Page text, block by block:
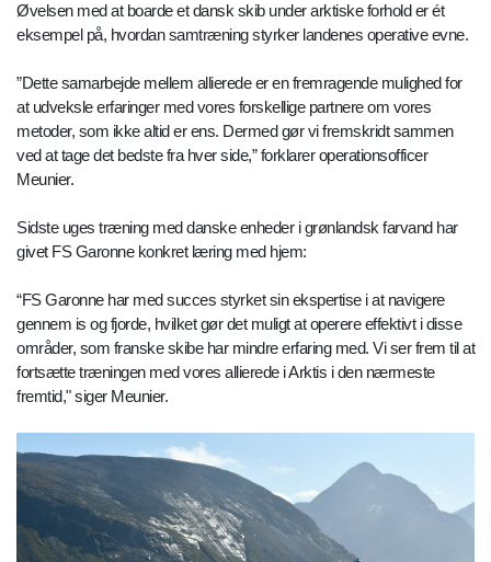
Øvelsen med at boarde et dansk skib under arktiske forhold er ét
eksempel på, hvordan samtræning styrker landenes operative evne.
”Dette samarbejde mellem allierede er en fremragende mulighed for
at udveksle erfaringer med vores forskellige partnere om vores
metoder, som ikke altid er ens. Dermed gør vi fremskridt sammen
ved at tage det bedste fra hver side,” forklarer operationsofficer
Meunier.
Sidste uges træning med danske enheder i grønlandsk farvand har
givet FS Garonne konkret læring med hjem:
“FS Garonne har med succes styrket sin ekspertise i at navigere
gennem is og fjorde, hvilket gør det muligt at operere effektivt i disse
områder, som franske skibe har mindre erfaring med. Vi ser frem til at
fortsætte træningen med vores allierede i Arktis i den nærmeste
fremtid," siger Meunier.